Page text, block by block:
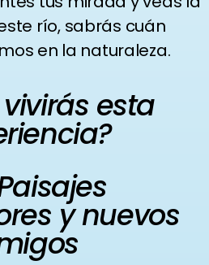
río, sabrás cuán
en la naturaleza.
esta
y nuevos